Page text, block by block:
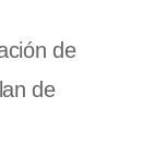
de
de